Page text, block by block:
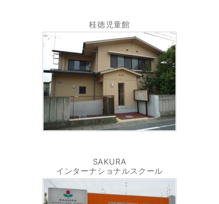
桂徳児童館
SAKURA
インターナショナルスクール